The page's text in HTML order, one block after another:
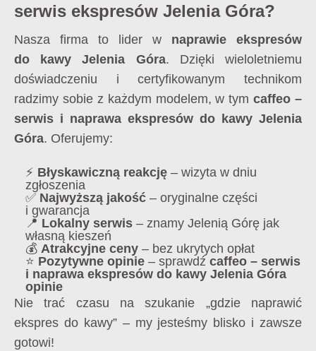
serwis ekspresów Jelenia Góra?
Nasza firma to lider w naprawie ekspresów
do kawy Jelenia Góra. Dzięki wieloletniemu
doświadczeniu i certyfikowanym technikom
radzimy sobie z każdym modelem, w tymcaffeo –
serwis i naprawa ekspresów do kawy Jelenia
Góra. Oferujemy:
⚡ Błyskawiczną reakcję – wizyta w dniu
zgłoszenia
✅ Najwyższą jakość – oryginalne części
i gwarancja
📍 Lokalny serwis – znamy Jelenią Górę jak
własną kieszeń
💰 Atrakcyjne ceny – bez ukrytych opłat
⭐ Pozytywne opinie – sprawdź caffeo – serwis
i naprawa ekspresów do kawy Jelenia Góra
opinie
Nie trać czasu na szukanie „gdzie naprawić
ekspres do kawy” – my jesteśmy blisko i zawsze
gotowi!